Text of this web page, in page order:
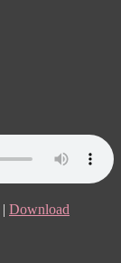
| Download